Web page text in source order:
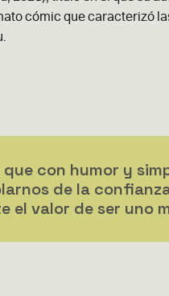
cómic que caracterizó
que con humor y
de la
el valor de ser uno